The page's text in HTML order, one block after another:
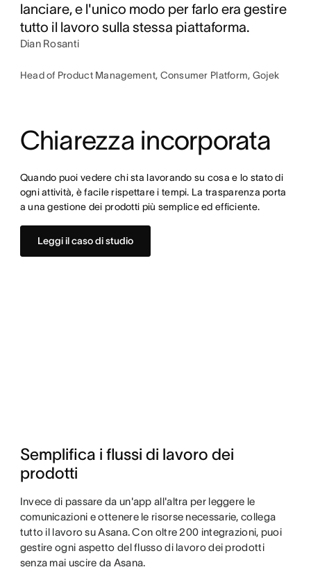
lanciare, e l'unico modo per farlo era gestire
tutto il lavoro sulla stessa piattaforma.
Dian Rosanti
Head of Product Management, Consumer Platform, Gojek
Chiarezza incorporata
Quando puoi vedere chi sta lavorando su cosa e lo stato di
ogni attività, è facile rispettare i tempi. La trasparenza porta
a una gestione dei prodotti più semplice ed efficiente.
Leggi il caso di studio
Semplifica i flussi di lavoro dei
prodotti
Invece di passare da un'app all'altra per leggere le
comunicazioni e ottenere le risorse necessarie, collega
tutto il lavoro su Asana. Con oltre 200 integrazioni, puoi
gestire ogni aspetto del flusso di lavoro dei prodotti
senza mai uscire da Asana.